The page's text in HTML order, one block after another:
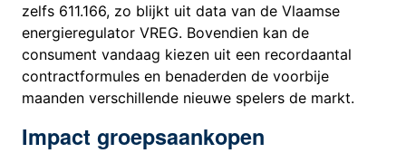
zelfs 611.166, zo blijkt uit data van de Vlaamse
energieregulator VREG. Bovendien kan de
consument vandaag kiezen uit een recordaantal
contractformules en benaderden de voorbije
maanden verschillende nieuwe spelers de markt.
Impact groepsaankopen